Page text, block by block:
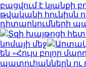
բացվում է կյանքի
թվականի հունիսն
դիտարկումների
Տզի խայթոցի
կոմայի մեջ
են «Հույս բոլոր
պատուհաններն ու